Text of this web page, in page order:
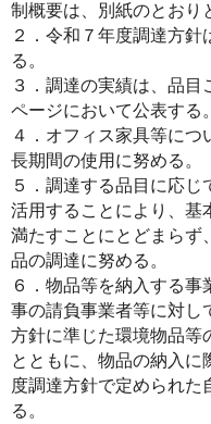
制概要は、別紙のとおり
２．令和７年度調達方
る。
３．調達の実績は、品
ページにおいて公表する。
４．オフィス家具等につ
長期間の使用に努める。
５．調達する品目に応
活用することにより、基
満たすことにとどまらず
品の調達に努める。
６．物品等を納入する
事の請負事業者等に対し
方針に準じた環境物品等
とともに、物品の納入に
度調達方針で定められた
る。